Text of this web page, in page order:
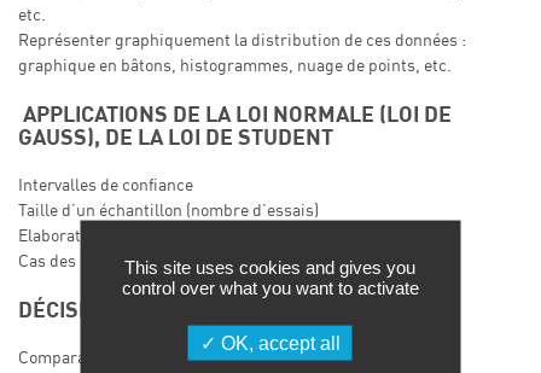
etc.
Représenter graphiquement la distribution de ces données :
graphique en bâtons, histogrammes, nuage de points, etc.
APPLICATIONS DE LA LOI NORMALE (LOI DE
GAUSS), DE LA LOI DE STUDENT
Intervalles de confiance
Taille d’un échantillon (nombre d’essais)
Elaboration de cartes de contrôles simples
Cas des petits échantillons
DÉCISION : TESTS STATISTIQUES
Comparaison d’une moyenne à une valeur de référence,
This site uses cookies and gives you
control over what you want to activate
OK, accept all